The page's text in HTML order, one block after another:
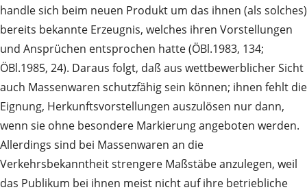
handle sich beim neuen Produkt um das ihnen (als solches)
bereits bekannte Erzeugnis, welches ihren Vorstellungen
und Ansprüchen entsprochen hatte (ÖBl.1983, 134;
ÖBl.1985, 24). Daraus folgt, daß aus wettbewerblicher Sicht
auch Massenwaren schutzfähig sein können; ihnen fehlt die
Eignung, Herkunftsvorstellungen auszulösen nur dann,
wenn sie ohne besondere Markierung angeboten werden.
Allerdings sind bei Massenwaren an die
Verkehrsbekanntheit strengere Maßstäbe anzulegen, weil
das Publikum bei ihnen meist nicht auf ihre betriebliche